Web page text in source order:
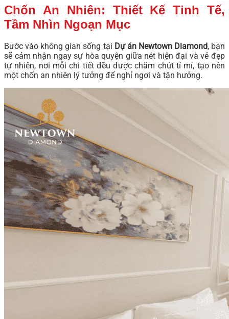
Chốn An Nhiên: Thiết Kế Tinh Tế,
Tầm Nhìn Ngoạn Mục
Bước vào không gian sống tại Dự án Newtown Diamond, bạn
sẽ cảm nhận ngay sự hòa quyện giữa nét hiện đại và vẻ đẹp
tự nhiên, nơi mỗi chi tiết đều được chăm chút tỉ mỉ, tạo nên
một chốn an nhiên lý tưởng để nghỉ ngơi và tận hưởng.